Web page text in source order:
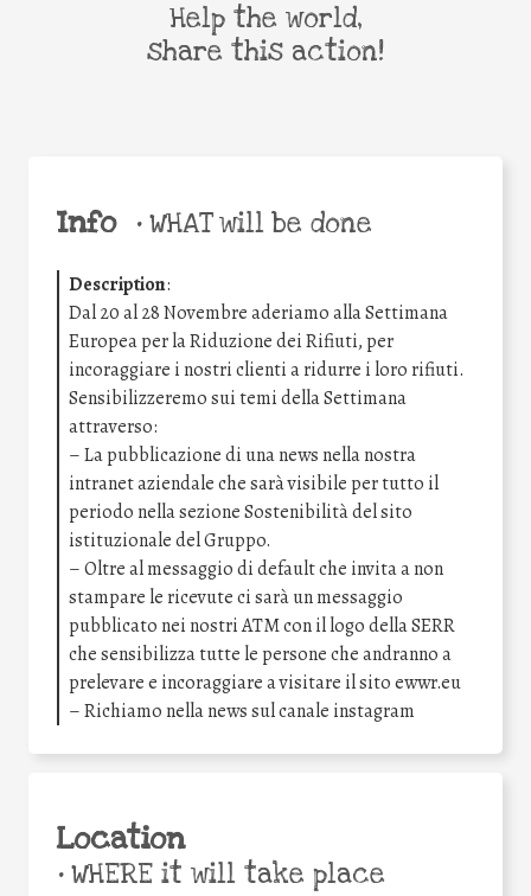
Info •WHAT will be done
Description:
Dal 20 al 28 Novembre aderiamo alla Settimana
Europea per la Riduzione dei Rifiuti, per
incoraggiare i nostri clienti a ridurre i loro rifiuti.
Sensibilizzeremo sui temi della Settimana
attraverso:
– La pubblicazione di una news nella nostra
intranet aziendale che sarà visibile per tutto il
periodo nella sezione Sostenibilità del sito
istituzionale del Gruppo.
– Oltre al messaggio di default che invita a non
stampare le ricevute ci sarà un messaggio
pubblicato nei nostri ATM con il logo della SERR
che sensibilizza tutte le persone che andranno a
prelevare e incoraggiare a visitare il sito ewwr.eu
– Richiamo nella news sul canale instagram
Location
•WHERE it will take place
Help the world,
share this action!